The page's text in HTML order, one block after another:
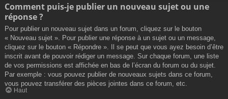
Comment puis-je publier un nouveau sujet ou une
réponse ?
Pour publier un nouveau sujet dans un forum, cliquez sur le bouton
« Nouveau sujet ». Pour publier une réponse à un sujet ou un message,
cliquez sur le bouton « Répondre ». Il se peut que vous ayez besoin d’être
inscrit avant de pouvoir rédiger un message. Sur chaque forum, une liste
de vos permissions est affichée en bas de l’écran du forum ou du sujet.
Par exemple : vous pouvez publier de nouveaux sujets dans ce forum,
vous pouvez transférer des pièces jointes dans ce forum, etc.
Haut